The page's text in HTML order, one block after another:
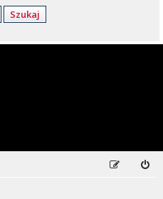
Szukaj